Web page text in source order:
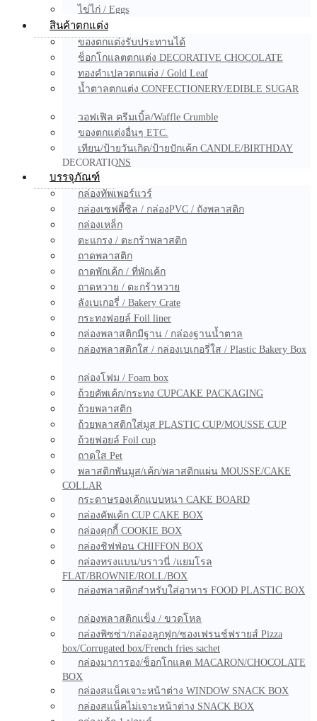
ไข่ไก่ / Eggs
สินค้าตกแต่ง
ของตกแต่งรับประทานได้
ช็อกโกแลตตกแต่ง DECORATIVE CHOCOLATE
ทองคำเปลวตกแต่ง / Gold Leaf
น้ำตาลตกแต่ง CONFECTIONERY/EDIBLE SUGAR
วอฟเฟิล ครีมเบิ้ล/Waffle Crumble
ของตกแต่งอื่นๆ ETC.
เทียน/ป้ายวันเกิด/ป้ายปักเค้ก CANDLE/BIRTHDAY
DECORATIONS
บรรจุภัณฑ์
กล่องทัพเพอร์แวร์
กล่องเซฟตี้ซิล / กล่องPVC / ถังพลาสติก
กล่องเหล็ก
ตะแกรง / ตะกร้าพลาสติก
ถาดพลาสติก
ถาดพักเค้ก / ที่พักเค้ก
ถาดหวาย / ตะกร้าหวาย
ลังเบเกอรี่ / Bakery Crate
กระทงฟอยล์ Foil liner
กล่องพลาสติกมีฐาน / กล่องฐานน้ำตาล
กล่องพลาสติกใส / กล่องเบเกอรี่ใส / Plastic Bakery Box
กล่องโฟม / Foam box
ถ้วยคัพเค้ก/กระทง CUPCAKE PACKAGING
ถ้วยพลาสติก
ถ้วยพลาสติกใส่มูส PLASTIC CUP/MOUSSE CUP
ถ้วยฟอยล์ Foil cup
ถาดใส Pet
พลาสติกพันมูส/เค้ก/พลาสติกแผ่น MOUSSE/CAKE
COLLAR
กระดาษรองเค้กแบบหนา CAKE BOARD
กล่องคัพเค้ก CUP CAKE BOX
กล่องคุกกี้ COOKIE BOX
กล่องชิฟฟ่อน CHIFFON BOX
กล่องทรงแบน/บราวนี่ /แยมโรล
FLAT/BROWNIE/ROLL/BOX
กล่องพลาสติกสำหรับใส่อาหาร FOOD PLASTIC BOX
กล่องพลาสติกแข็ง / ขวดโหล
กล่องพิซซ่า/กล่องลูกฟูก/ซองเฟรนช์ฟรายส์ Pizza
box/Corrugated box/French fries sachet
กล่องมาการอง/ช็อกโกแลต MACARON/CHOCOLATE
BOX
กล่องสแน็คเจาะหน้าต่าง WINDOW SNACK BOX
กล่องสแน็คไม่เจาะหน้าต่าง SNACK BOX